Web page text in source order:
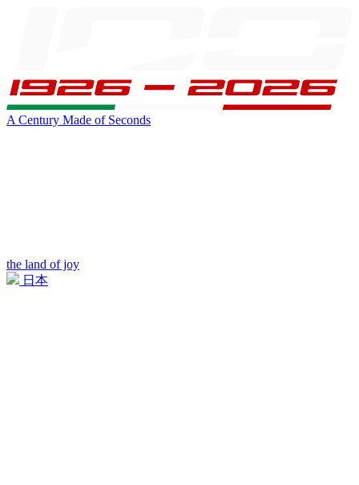
A Century Made of Seconds
the land of joy
日本